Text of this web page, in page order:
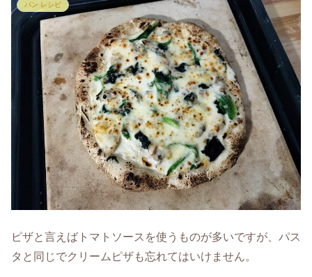
パン レシピ
ピザと言えばトマトソースを使うものが多いですが、パス
タと同じでクリームピザも忘れてはいけません。